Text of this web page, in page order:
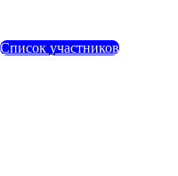
Список участников